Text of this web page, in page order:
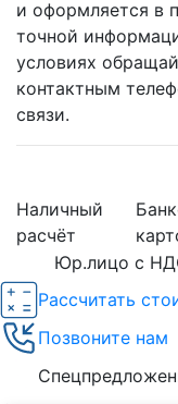
и оформляется в
точной
условиях
контактным
связи.
Наличный
расчёт
Юр.лицо с
Рассчитать
Позвоните нам